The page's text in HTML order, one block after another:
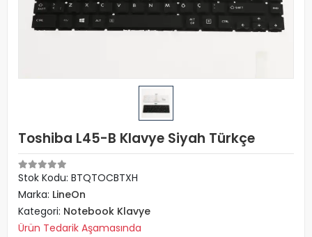
Toshiba L45-B Klavye Siyah Türkçe
Stok Kodu: BTQTOCBTXH
Marka: LineOn
Kategori: Notebook Klavye
Ürün Tedarik Aşamasında